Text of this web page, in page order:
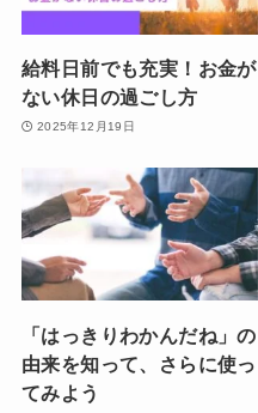
給料日前でも充実！お金が
ない休日の過ごし方
2025年12月19日
「はっきりわかんだね」の
由来を知って、さらに使っ
てみよう